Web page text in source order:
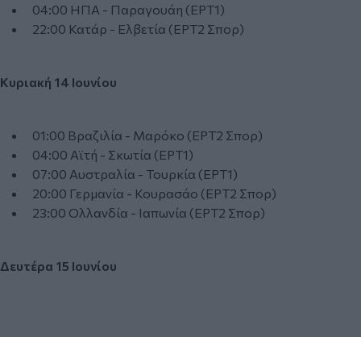
04:00 ΗΠΑ - Παραγουάη (ΕΡΤ1)
22:00 Κατάρ - Ελβετία (ΕΡΤ2 Σπορ)
Κυριακή 14 Ιουνίου
01:00 Βραζιλία - Μαρόκο (ΕΡΤ2 Σπορ)
04:00 Αϊτή - Σκωτία (ΕΡΤ1)
07:00 Αυστραλία - Τουρκία (ΕΡΤ1)
20:00 Γερμανία - Κουρασάο (ΕΡΤ2 Σπορ)
23:00 Ολλανδία - Ιαπωνία (ΕΡΤ2 Σπορ)
Δευτέρα 15 Ιουνίου